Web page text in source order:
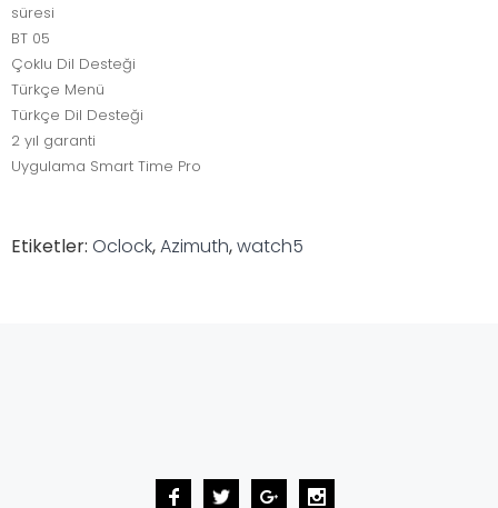
süresi
BT 05
Çoklu Dil Desteği
Türkçe Menü
Türkçe Dil Desteği
2 yıl garanti
Uygulama Smart Time Pro
Etiketler: Oclock,Azimuth,watch5